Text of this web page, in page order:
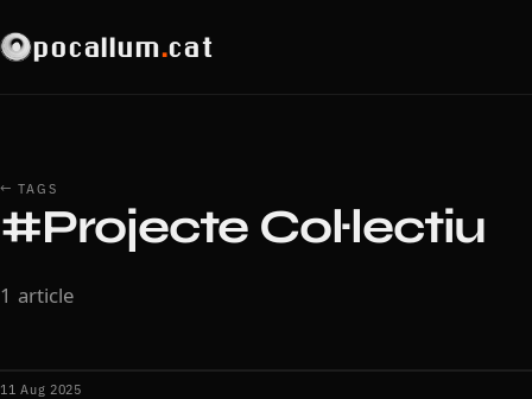
pocallum.cat
← TAGS
#Projecte Col·lectiu
1 article
11 Aug 2025